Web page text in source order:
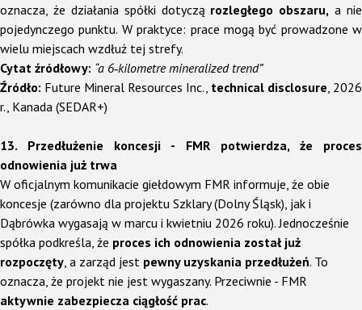
oznacza, że działania spółki dotyczą rozległego obszaru, a nie
pojedynczego punktu. W praktyce: prace mogą być prowadzone w
wielu miejscach wzdłuż tej strefy.
Cytat źródłowy: “a 6‑kilometre mineralized trend”
Źródło: Future Mineral Resources Inc., technical disclosure, 2026
r., Kanada (SEDAR+)
13. Przedłużenie koncesji - FMR potwierdza, że proces
odnowienia już trwa
W oficjalnym komunikacie giełdowym FMR informuje, że obie
koncesje (zarówno dla projektu Szklary (Dolny Śląsk), jak i
Dąbrówka wygasają w marcu i kwietniu 2026 roku). Jednocześnie
spółka podkreśla, że proces ich odnowienia został już
rozpoczęty, a zarząd jest pewny uzyskania przedłużeń. To
oznacza, że projekt nie jest wygaszany. Przeciwnie - FMR
aktywnie zabezpiecza ciągłość prac.